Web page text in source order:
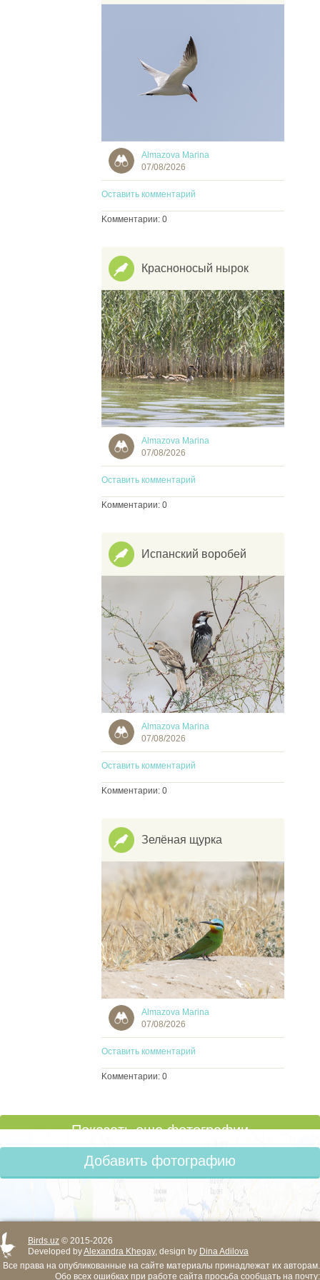
Almazova Marina
07/08/2026
Оставить комментарий
Kомментарии: 0
Красноносый нырок
Almazova Marina
07/08/2026
Оставить комментарий
Kомментарии: 0
Испанский воробей
Almazova Marina
07/08/2026
Оставить комментарий
Kомментарии: 0
Зелёная щурка
Almazova Marina
07/08/2026
Оставить комментарий
Kомментарии: 0
Показать еще фотографии
Добавить фотографию
Birds.uz © 2015-2026
Developed byAlexandra Khegay, design by Dina Adilova
Все права на опубликованные на сайте материалы принадлежат их авторам.
Обо всех ошибках при работе сайта просьба сообщать на почту: